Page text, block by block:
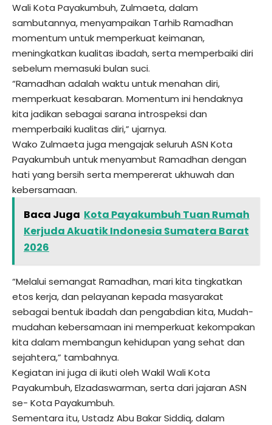
Wali Kota Payakumbuh, Zulmaeta, dalam
sambutannya, menyampaikan Tarhib Ramadhan
momentum untuk memperkuat keimanan,
meningkatkan kualitas ibadah, serta memperbaiki diri
sebelum memasuki bulan suci.
“Ramadhan adalah waktu untuk menahan diri,
memperkuat kesabaran. Momentum ini hendaknya
kita jadikan sebagai sarana introspeksi dan
memperbaiki kualitas diri,” ujarnya.
Wako Zulmaeta juga mengajak seluruh ASN Kota
Payakumbuh untuk menyambut Ramadhan dengan
hati yang bersih serta mempererat ukhuwah dan
kebersamaan.
Baca Juga Kota Payakumbuh Tuan Rumah
Kerjuda Akuatik Indonesia Sumatera Barat
2026
“Melalui semangat Ramadhan, mari kita tingkatkan
etos kerja, dan pelayanan kepada masyarakat
sebagai bentuk ibadah dan pengabdian kita, Mudah-
mudahan kebersamaan ini memperkuat kekompakan
kita dalam membangun kehidupan yang sehat dan
sejahtera,” tambahnya.
Kegiatan ini juga di ikuti oleh Wakil Wali Kota
Payakumbuh, Elzadaswarman, serta dari jajaran ASN
se- Kota Payakumbuh.
Sementara itu, Ustadz Abu Bakar Siddiq, dalam